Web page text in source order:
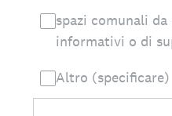
spazi comunali
informativi o di
Altro (specificare)